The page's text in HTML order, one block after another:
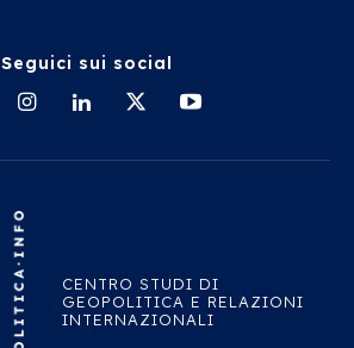
Seguici sui social
CENTRO STUDI DI
GEOPOLITICA E RELAZIONI
INTERNAZIONALI